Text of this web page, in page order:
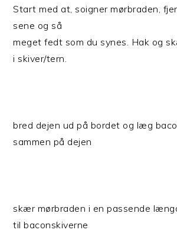
Start med at, soigner mørbraden,
sene og så
meget fedt som du synes. Hak og
i skiver/tern.
bred dejen ud på bordet og læg
sammen på dejen
skær mørbraden i en passende
til baconskiverne